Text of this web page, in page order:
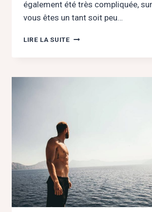
également été très compliquée,
vous êtes un tant soit peu…
LIRE LA SUITEQUAND
DÉNI